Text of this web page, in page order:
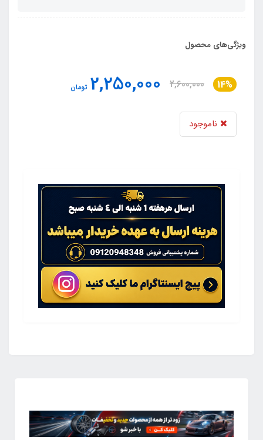
ویژگی‌های محصول
14%
2,600,000
2,250,000 تومان
ناموجود